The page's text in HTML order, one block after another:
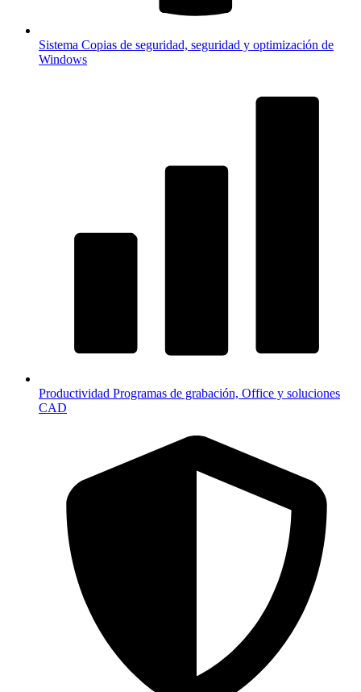
Sistema Copias de seguridad, seguridad y optimización de
Windows
Productividad Programas de grabación, Office y soluciones
CAD